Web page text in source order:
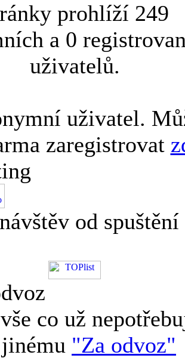
prohlíží 249
a 0
uživatelů.
uživatel.
zaregistrovat
od spuštění
co už
"Za odvoz"